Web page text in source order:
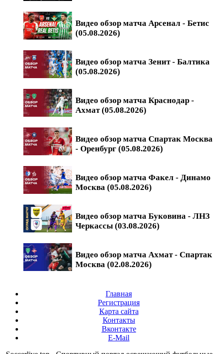
Видео обзор матча Арсенал - Бетис
(05.08.2026)
Видео обзор матча Зенит - Балтика
(05.08.2026)
Видео обзор матча Краснодар -
Ахмат (05.08.2026)
Видео обзор матча Спартак Москва
- Оренбург (05.08.2026)
Видео обзор матча Факел - Динамо
Москва (05.08.2026)
Видео обзор матча Буковина - ЛНЗ
Черкассы (03.08.2026)
Видео обзор матча Ахмат - Спартак
Москва (02.08.2026)
Главная
Регистрация
Карта сайта
Контакты
Вконтакте
E-Mail